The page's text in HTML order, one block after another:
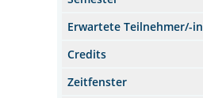
Erwartete Teilnehmer/-
Credits
Zeitfenster